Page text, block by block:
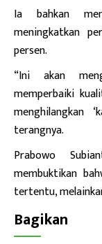
Ia bahkan
meningkatkan
persen.
“Ini akan
memperbaiki
menghilangkan
terangnya.
Prabowo
membuktikan
tertentu,
Bagikan